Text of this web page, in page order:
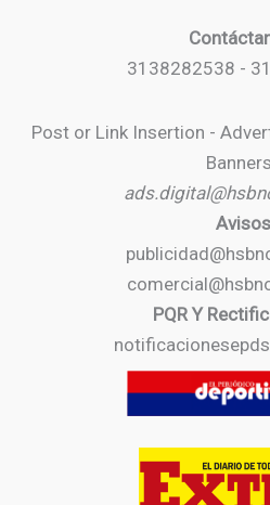
3138282538 -
Post or Link Insertion -
Banners
Avisos
PQR Y